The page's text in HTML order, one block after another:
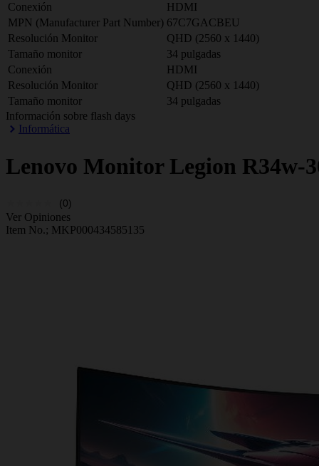
Conexión
HDMI
MPN (Manufacturer Part Number) 67C7GACBEU
Resolución Monitor
QHD (2560 x 1440)
Tamaño monitor
34 pulgadas
Conexión
HDMI
Resolución Monitor
QHD (2560 x 1440)
Tamaño monitor
34 pulgadas
Información sobre flash days
Informática
Lenovo Monitor Legion R34w-
(0)
Ver Opiniones
Item No.; MKP000434585135